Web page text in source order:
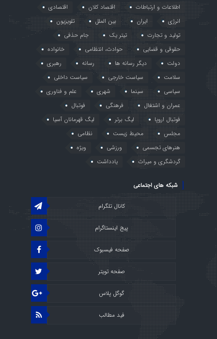
اطلاعات و ارتباطات
اقتصاد کلان
اقتصادی
انرژی
ایران بین الملل
تلویزیون
تولید و تجارت
تیتر یک
جام حذفی
حقوقی و قضایی
حوادث، انتظامی
خانواده
دولت
دیگر رسانه ها رسانه
رهبری
سلامت
سیاست خارجی
سیاست داخلی
سیاسی
سینما شهری
علم و فناوری
عمران و اشتغال
فرهنگی
فوتبال
فوتبال اروپا
لیگ برتر
لیگ قهرمانان آسیا
مجلس
محیط زیست
نظامی
هنرهای تجسمی
ورزشی
ویژه
گردشگری و میراث
یادداشت
شبکه های اجتماعی
کانال تلگرام
پیج اینستاگرام
صفحه فیسبوک
صفحه تویتر
گوگل پلاس
فید مطالب